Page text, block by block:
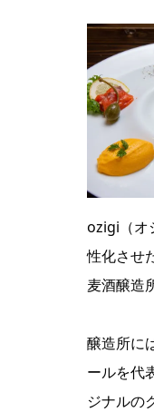
ozigi（オ
性化させ
麦酒醸造
醸造所に
ールを代
ジナルの